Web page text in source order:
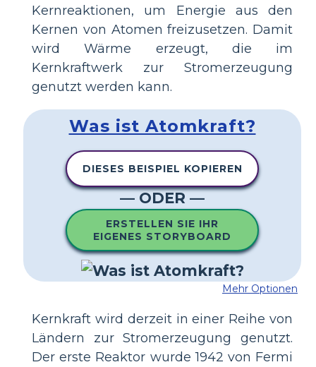
Kernreaktionen, um Energie aus den
Kernen von Atomen freizusetzen. Damit
wird Wärme erzeugt, die im
Kernkraftwerk zur Stromerzeugung
genutzt werden kann.
Was ist Atomkraft?
DIESES BEISPIEL KOPIEREN
— ODER —
ERSTELLEN SIE IHR
EIGENES STORYBOARD
Mehr Optionen
Kernkraft wird derzeit in einer Reihe von
Ländern zur Stromerzeugung genutzt.
Der erste Reaktor wurde 1942 von Fermi